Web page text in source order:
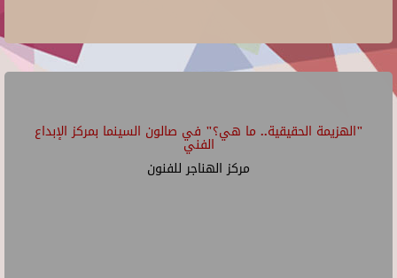
"الهزيمة الحقيقية.. ما هي؟" في صالون السينما بمركز الإبداع
الفني
مركز الهناجر للفنون